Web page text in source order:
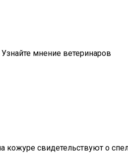
мнение ветеринаров
свидетельствуют о